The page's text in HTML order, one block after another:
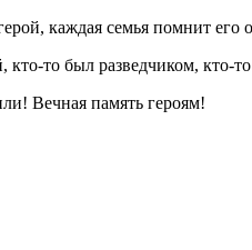
каждая семья помнит
кто-то был разведчиком, кто-
Вечная память героям!